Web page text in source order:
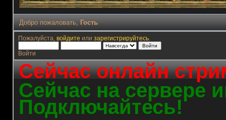
Добро пожаловать, Гость
Пожалуйста, войдите или зарегистрируйтесь.
Войти
Сейчас онлайн
Сейчас на сервере
Подключайтесь!